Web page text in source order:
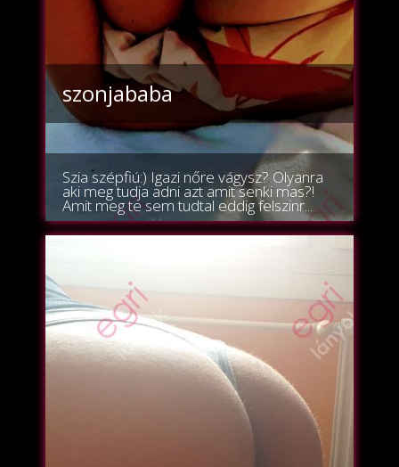
szonjababa
Szia szépfiú:) Igazi nőre vágysz? Olyanra
aki meg tudja adni azt amit senki mas?!
Amit meg te sem tudtal eddig felszinr...